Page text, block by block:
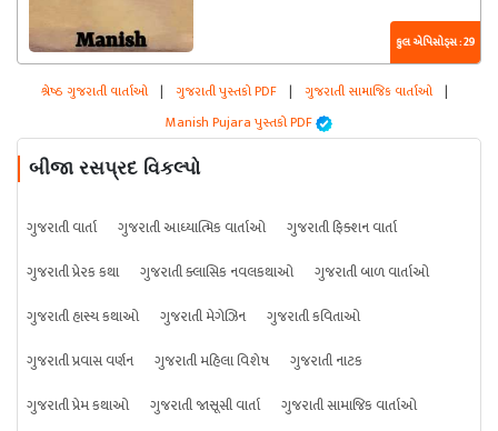
કુલ એપિસોડ્સ : 29
શ્રેષ્ઠ ગુજરાતી વાર્તાઓ | ગુજરાતી પુસ્તકો PDF | ગુજરાતી સામાજિક વાર્તાઓ |
Manish Pujara પુસ્તકો PDF
બીજા રસપ્રદ વિકલ્પો
ગુજરાતી વાર્તા ગુજરાતી આધ્યાત્મિક વાર્તાઓ
ગુજરાતી ફિક્શન વાર્તા
ગુજરાતી પ્રેરક કથા
ગુજરાતી ક્લાસિક નવલકથાઓ
ગુજરાતી બાળ વાર્તાઓ
ગુજરાતી હાસ્ય કથાઓ
ગુજરાતી મેગેઝિન
ગુજરાતી કવિતાઓ
ગુજરાતી પ્રવાસ વર્ણન
ગુજરાતી મહિલા વિશેષ
ગુજરાતી નાટક
ગુજરાતી પ્રેમ કથાઓ
ગુજરાતી જાસૂસી વાર્તા ગુજરાતી સામાજિક વાર્તાઓ